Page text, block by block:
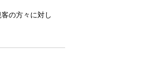
の方々に対し